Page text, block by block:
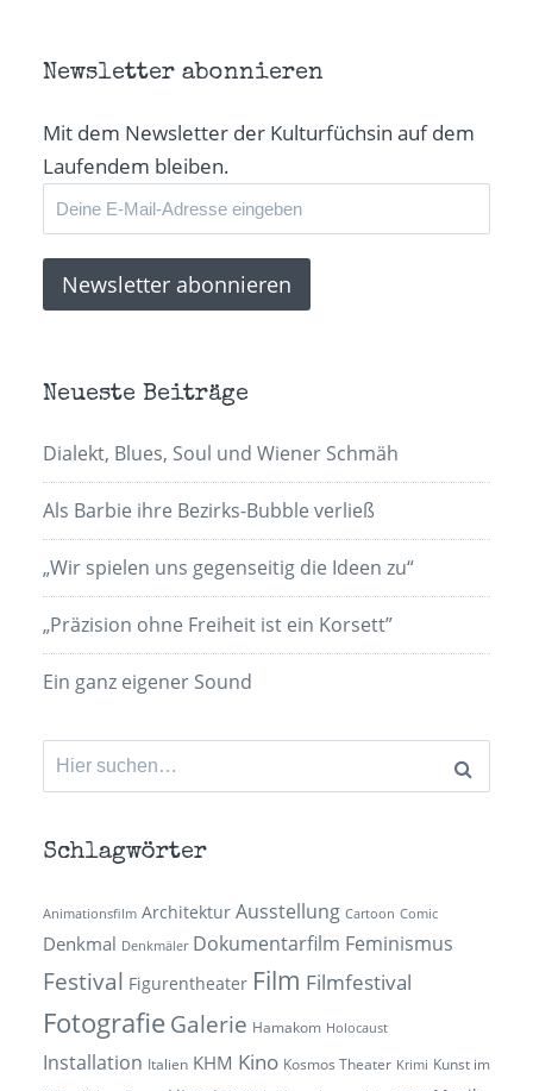
in
neuem
Newsletter abonnieren
Mit dem Newsletter der Kulturfüchsin auf dem
Laufendem bleiben.
Neueste Beiträge
Dialekt, Blues, Soul und Wiener Schmäh
Als Barbie ihre Bezirks-Bubble verließ
„Wir spielen uns gegenseitig die Ideen zu“
„Präzision ohne Freiheit ist ein Korsett”
Ein ganz eigener Sound
Suchen
nach:
Schlagwörter
Animationsfilm Architektur Ausstellung Cartoon Comic
Denkmal Denkmäler Dokumentarfilm Feminismus
Festival Figurentheater Film Filmfestival
Fotografie Galerie Hamakom Holocaust
Installation Italien KHM Kino Kosmos Theater Krimi Kunst im